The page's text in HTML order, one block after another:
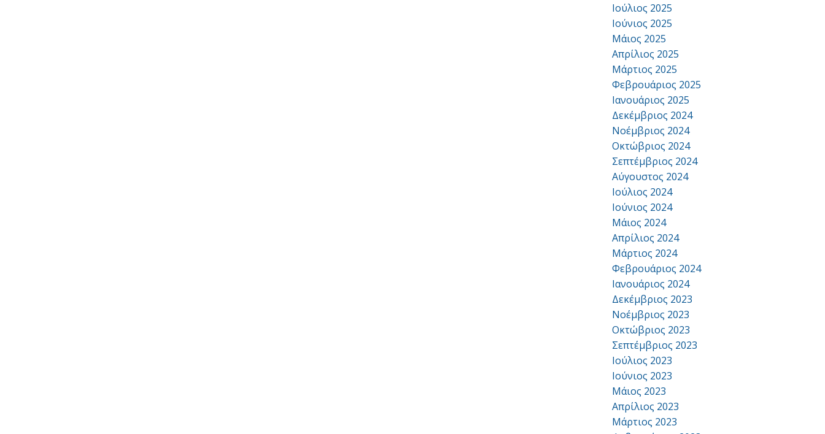
Ιούλιος 2025
Ιούνιος 2025
Μάιος 2025
Απρίλιος 2025
Μάρτιος 2025
Φεβρουάριος 2025
Ιανουάριος 2025
Δεκέμβριος 2024
Νοέμβριος 2024
Οκτώβριος 2024
Σεπτέμβριος 2024
Αύγουστος 2024
Ιούλιος 2024
Ιούνιος 2024
Μάιος 2024
Απρίλιος 2024
Μάρτιος 2024
Φεβρουάριος 2024
Ιανουάριος 2024
Δεκέμβριος 2023
Νοέμβριος 2023
Οκτώβριος 2023
Σεπτέμβριος 2023
Ιούλιος 2023
Ιούνιος 2023
Μάιος 2023
Απρίλιος 2023
Μάρτιος 2023